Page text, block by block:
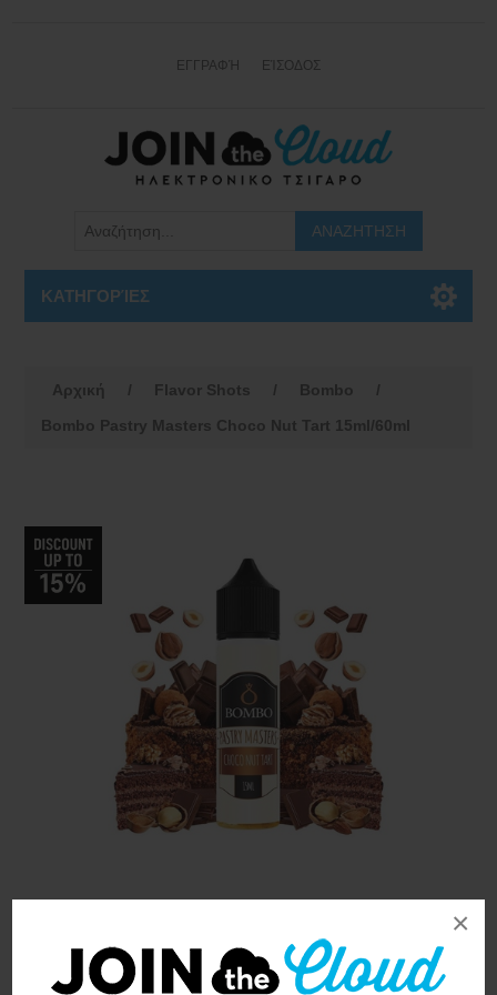
×
ΕΓΓΡΑΦΉ ΕΊΣΟΔΟΣ
ΚΑΤΗΓΟΡΊΕΣ
Αρχική / Flavor Shots / Bombo
/
Bombo Pastry Masters Choco Nut Tart 15ml/60ml
Sorry - this product is no longer available